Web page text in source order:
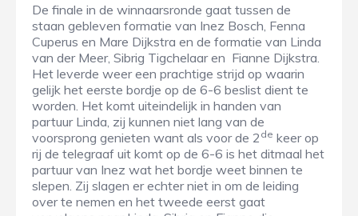
De finale in de winnaarsronde gaat tussen de
staan gebleven formatie van Inez Bosch, Fenna
Cuperus en Mare Dijkstra en de formatie van Linda
van der Meer, Sibrig Tigchelaar en Fianne Dijkstra.
Het leverde weer een prachtige strijd op waarin
gelijk het eerste bordje op de 6-6 beslist dient te
worden. Het komt uiteindelijk in handen van
partuur Linda, zij kunnen niet lang van de
voorsprong genieten want als voor de 2 de keer op
rij de telegraaf uit komt op de 6-6 is het ditmaal het
partuur van Inez wat het bordje weet binnen te
slepen. Zij slagen er echter niet in om de leiding
over te nemen en het tweede eerst gaat